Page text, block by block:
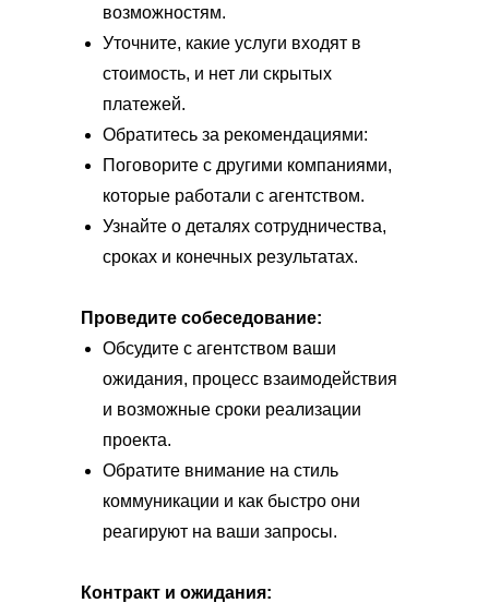
возможностям.
Уточните, какие услуги входят в
стоимость, и нет ли скрытых
платежей.
Обратитесь за рекомендациями:
Поговорите с другими компаниями,
которые работали с агентством.
Узнайте о деталях сотрудничества,
сроках и конечных результатах.
Проведите собеседование:
Обсудите с агентством ваши
ожидания, процесс взаимодействия
и возможные сроки реализации
проекта.
Обратите внимание на стиль
коммуникации и как быстро они
реагируют на ваши запросы.
Контракт и ожидания: